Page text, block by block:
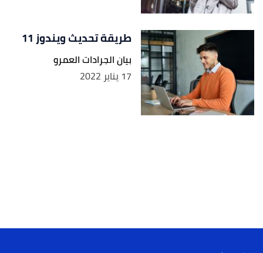
طريقة تحديث ويندوز 11
بيان الجرادات العمرو
17 يناير 2022